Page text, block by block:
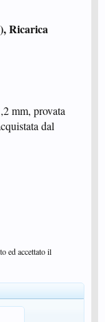
Ricarica
mm, provata
dal
ed accettato il